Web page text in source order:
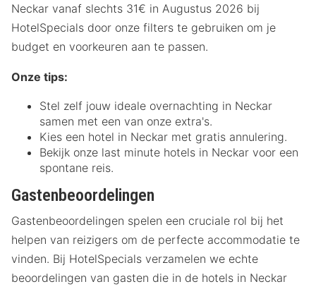
Neckar vanaf slechts 31€ in Augustus 2026 bij
HotelSpecials door onze filters te gebruiken om je
budget en voorkeuren aan te passen.
Onze tips:
Stel zelf jouw ideale overnachting in Neckar
samen met een van onze extra's.
Kies een hotel in Neckar met gratis annulering.
Bekijk onze last minute hotels in Neckar voor een
spontane reis.
Gastenbeoordelingen
Gastenbeoordelingen spelen een cruciale rol bij het
helpen van reizigers om de perfecte accommodatie te
vinden. Bij HotelSpecials verzamelen we echte
beoordelingen van gasten die in de hotels in Neckar